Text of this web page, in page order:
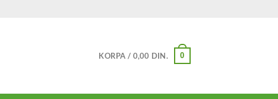
KORPA / 0,00 DIN. 0